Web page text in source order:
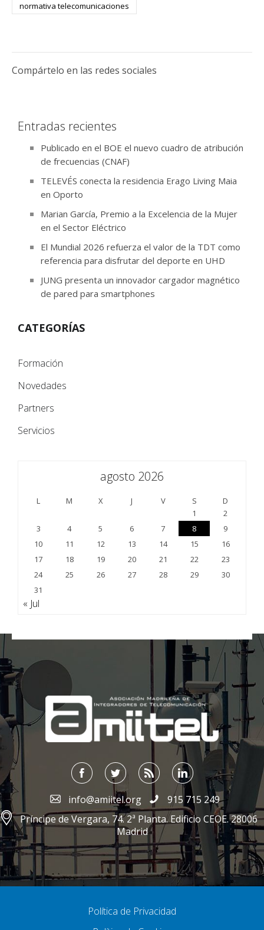
normativa telecomunicaciones
Compártelo en las redes sociales
Entradas recientes
Publicado en el BOE el nuevo cuadro de atribución
de frecuencias (CNAF)
TELEVÉS conecta la residencia Erago Living Maia
en Oporto
Marian García, Premio a la Excelencia de la Mujer
en el Sector Eléctrico
El Mundial 2026 refuerza el valor de la TDT como
referencia para disfrutar del deporte en UHD
JUNG presenta un innovador cargador magnético
de pared para smartphones
CATEGORÍAS
Formación
Novedades
Partners
Servicios
agosto 2026
L M X J V S
D
1
2
3
4 5 6 7 8
9
10
11 12 13 14 15
16
17
18 19 20 21 22
23
24
25 26 27 28 29
30
31
« Jul
;
info@amiitel.org
915 715 249
Príncipe de Vergara, 74. 2ª Planta. Edificio CEOE. 28006
Madrid
Política de Privacidad